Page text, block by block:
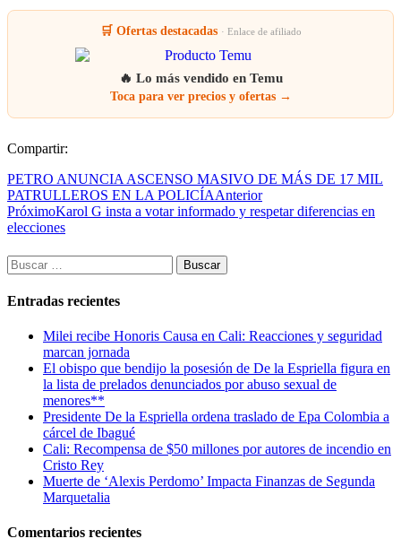
🛒 Ofertas destacadas · Enlace de afiliado
🔥 Lo más vendido en Temu
Toca para ver precios y ofertas →
Compartir:
PETRO ANUNCIA ASCENSO MASIVO DE MÁS DE 17 MIL
PATRULLEROS EN LA POLICÍAAnterior
PróximoKarol G insta a votar informado y respetar diferencias en
elecciones
Buscar:
Entradas recientes
Milei recibe Honoris Causa en Cali: Reacciones y seguridad
marcan jornada
El obispo que bendijo la posesión de De la Espriella figura en
la lista de prelados denunciados por abuso sexual de
menores**
Presidente De la Espriella ordena traslado de Epa Colombia a
cárcel de Ibagué
Cali: Recompensa de $50 millones por autores de incendio en
Cristo Rey
Muerte de ‘Alexis Perdomo’ Impacta Finanzas de Segunda
Marquetalia
Comentarios recientes